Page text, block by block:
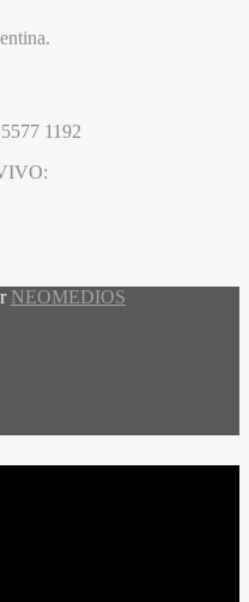
1192
NEOMEDIOS